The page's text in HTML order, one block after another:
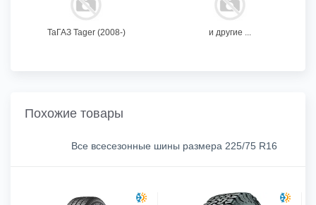
ТаГАЗ Tager (2008-) и другие ...
Похожие товары
Все всесезонные шины размера 225/75 R16